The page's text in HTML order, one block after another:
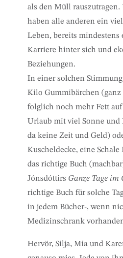
als den Müll
haben alle anderen ein
Leben, bereits mindestens
Karriere hinter sich und
Beziehungen.
In einer solchen
Kilo Gummibärchen (ganz
folglich noch mehr Fett
Urlaub mit viel Sonne und
da keine Zeit und Geld)
Kuscheldecke, eine
das richtige Buch
Jónsdóttirs Ganze Tage im
richtige Buch für solche
in jedem Bücher-, wenn
Medizinschrank
Hervör, Silja, Mía und